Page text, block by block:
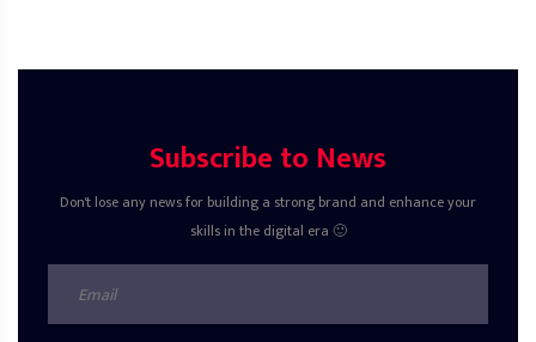
Subscribe to News
Don't lose any news for building a strong brand and enhance your
skills in the digital era 🙂